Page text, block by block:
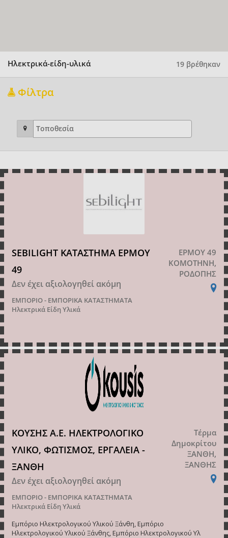
Ηλεκτρικά-είδη-υλικά 19 βρέθηκαν
Φίλτρα
SEBILIGHT ΚΑΤΑΣΤΗΜΑ ΕΡΜΟΥ
49
Δεν έχει αξιολογηθεί ακόμη
ΕΜΠΟΡΙΟ - ΕΜΠΟΡΙΚΑ ΚΑΤΑΣΤΗΜΑΤΑ
Ηλεκτρικά Είδη Υλικά
ΕΡΜΟΥ 49
ΚΟΜΟΤΗΝΗ,
ΡΟΔΟΠΗΣ
ΚΟΥΣΗΣ Α.Ε. ΗΛΕΚΤΡΟΛΟΓΙΚΟ
ΥΛΙΚΟ, ΦΩΤΙΣΜΟΣ, ΕΡΓΑΛΕΙΑ -
ΞΑΝΘΗ
Δεν έχει αξιολογηθεί ακόμη
ΕΜΠΟΡΙΟ - ΕΜΠΟΡΙΚΑ ΚΑΤΑΣΤΗΜΑΤΑ
Ηλεκτρικά Είδη Υλικά
Τέρμα
Δημοκρίτου
ΞΑΝΘΗ,
ΞΑΝΘΗΣ
Εμπόριο Ηλεκτρολογικού Υλικού Ξάνθη, Εμπόριο
Ηλεκτρολογικού Υλικού Ξάνθης, Εμπόριο Ηλεκτρολογικού Υλ